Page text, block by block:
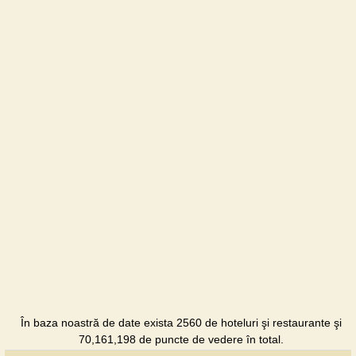
În baza noastră de date exista 2560 de hoteluri şi restaurante şi
70,161,198 de puncte de vedere în total.